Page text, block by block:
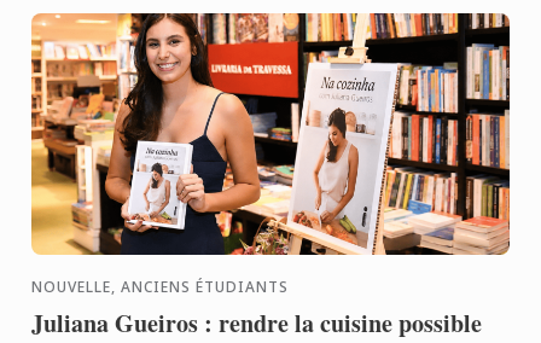
NOUVELLE, ANCIENS ÉTUDIANTS
Juliana Gueiros : rendre la cuisine possible